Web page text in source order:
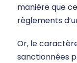
manière que
règlements
Or, le
sanctionnées